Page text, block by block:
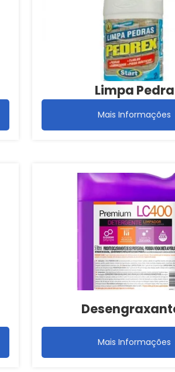
Limpa Pedra
Mais Informações
Mais Informações